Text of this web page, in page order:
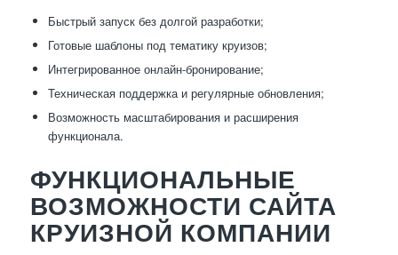
Быстрый запуск без долгой разработки;
Готовые шаблоны под тематику круизов;
Интегрированное онлайн-бронирование;
Техническая поддержка и регулярные обновления;
Возможность масштабирования и расширения
функционала.
ФУНКЦИОНАЛЬНЫЕ
ВОЗМОЖНОСТИ САЙТА
КРУИЗНОЙ КОМПАНИИ